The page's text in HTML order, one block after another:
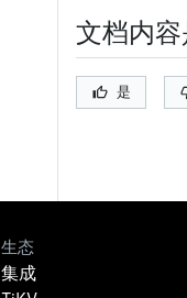
文档内容
是
生态
集成